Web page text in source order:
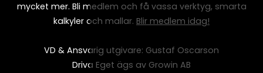
mycket mer. Bli medlem och få vassa verktyg, smarta
kalkyler och mallar. Blir medlem idag!
VD & Ansvarig utgivare: Gustaf Oscarson
Driva Eget ägs av Growin AB